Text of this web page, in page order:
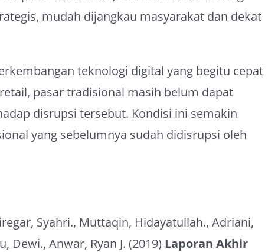
mudah dijangkau masyarakat dan dekat
teknologi digital yang begitu cepat
pasar tradisional masih belum dapat
disrupsi tersebut. Kondisi ini semakin
yang sebelumnya sudah didisrupsi oleh
Syahri., Muttaqin, Hidayatullah., Adriani,
Dewi., Anwar, Ryan J. (2019) Laporan Akhir